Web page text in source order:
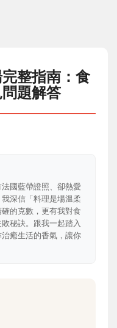
整指南：食
題解答
國藍帶證照、卻熱愛
深信「料理是場溫柔
的克數，更有我對食
秘訣。跟我一起踏入
癒生活的香氣，讓你